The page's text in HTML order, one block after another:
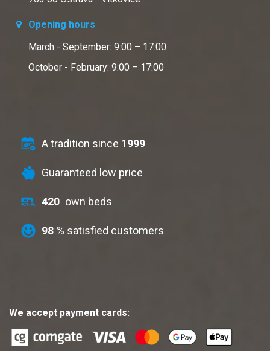
Opening hours
March - September: 9:00 – 17:00
October - February: 9:00 – 17:00
A tradition since 1999
Guaranteed low price
420 own beds
98 % satisfied customers
We accept payment cards: